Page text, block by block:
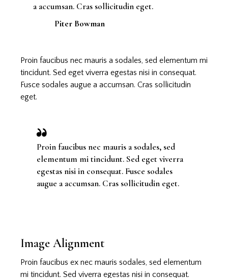
a accumsan. Cras sollicitudin eget.
Piter Bowman
Proin faucibus nec mauris a sodales, sed elementum mi
tincidunt. Sed eget viverra egestas nisi in consequat.
Fusce sodales augue a accumsan. Cras sollicitudin
eget.
Proin faucibus nec mauris a sodales, sed
elementum mi tincidunt. Sed eget viverra
egestas nisi in consequat. Fusce sodales
augue a accumsan. Cras sollicitudin eget.
Image Alignment
Proin faucibus ex nec mauris sodales, sed elementum
mi tincidunt. Sed viverra egestas nisi in consequat.